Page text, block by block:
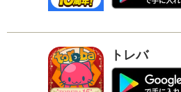
トレバ